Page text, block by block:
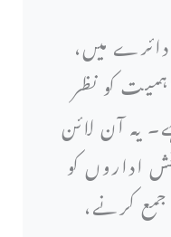
میں،
کو نظر
یہ آن لائن
اداروں کو
کرنے،